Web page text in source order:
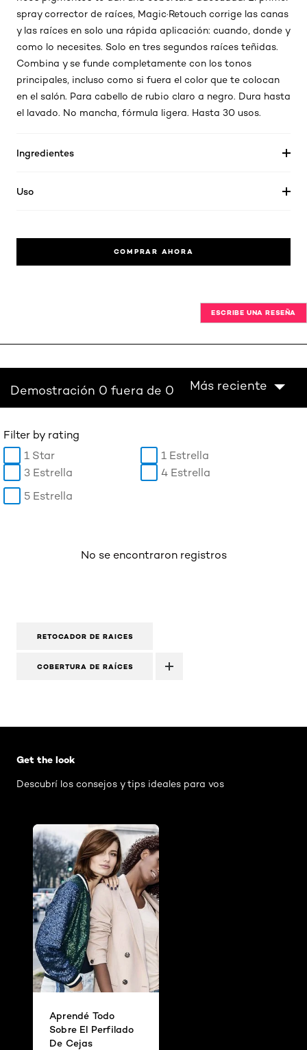
spray corrector de raíces, Magic·Retouch corrige las canas
y las raíces en solo una rápida aplicación: cuando, donde y
como lo necesites. Solo en tres segundos raíces teñidas.
Combina y se funde completamente con los tonos
principales, incluso como si fuera el color que te colocan
en el salón. Para cabello de rubio claro a negro. Dura hasta
el lavado. No mancha, fórmula ligera. Hasta 30 usos.
Ingredientes
Uso
COMPRAR AHORA
ESCRIBE UNA RESEÑA
Demostración 0 fuera de 0 Más reciente
Filter by rating
1 Star
1 Estrella
3 Estrella
4 Estrella
5 Estrella
No se encontraron registros
RETOCADOR DE RAICES
COBERTURA DE RAÍCES
Get the look
Descubrí los consejos y tips ideales para vos
Aprendé Todo
Sobre El Perfilado
De Cejas